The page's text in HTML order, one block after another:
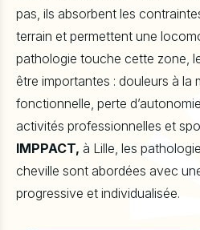
pas, ils absorbent les
terrain et permettent une
pathologie touche cette zone,
être importantes : douleurs à la
fonctionnelle, perte
activités professionnelles et
IMPPACT, à Lille, les
cheville sont abordées avec
progressive et individualisée.